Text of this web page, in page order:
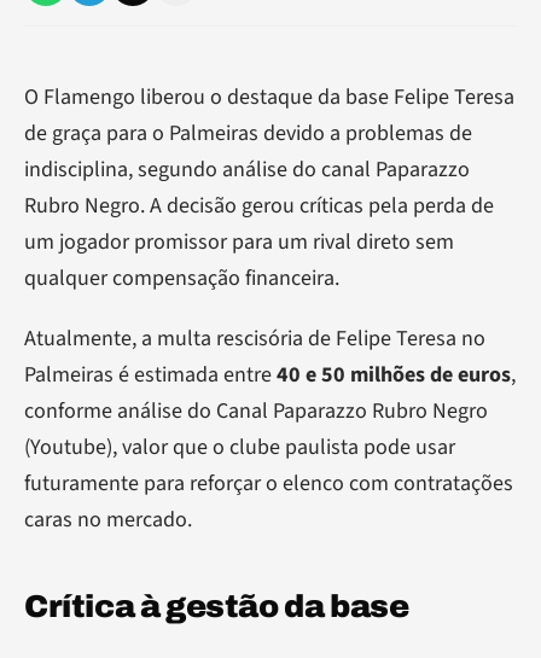
O Flamengo liberou o destaque da base Felipe Teresa
de graça para o Palmeiras devido a problemas de
indisciplina, segundo análise do canal Paparazzo
Rubro Negro. A decisão gerou críticas pela perda de
um jogador promissor para um rival direto sem
qualquer compensação financeira.
Atualmente, a multa rescisória de Felipe Teresa no
Palmeiras é estimada entre40 e 50 milhões de euros,
conforme análise do Canal Paparazzo Rubro Negro
(Youtube), valor que o clube paulista pode usar
futuramente para reforçar o elenco com contratações
caras no mercado.
Crítica à gestão da base